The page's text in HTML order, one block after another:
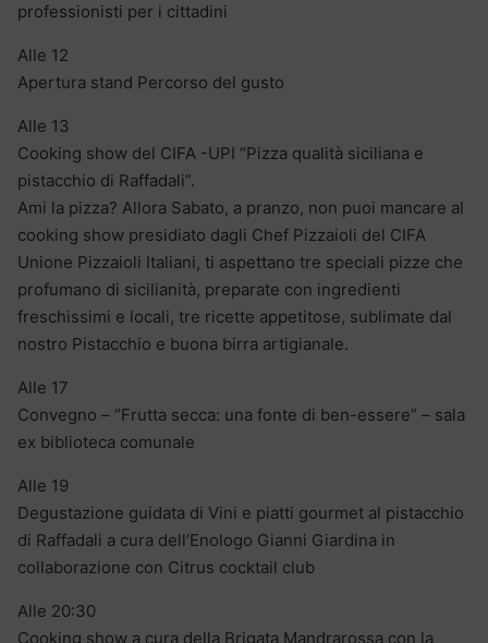
professionisti per i cittadini
Alle 12
Apertura stand Percorso del gusto
Alle 13
Cooking show del CIFA -UPI “Pizza qualità siciliana e
pistacchio di Raffadali”.
Ami la pizza? Allora Sabato, a pranzo, non puoi mancare al
cooking show presidiato dagli Chef Pizzaioli del CIFA
Unione Pizzaioli Italiani, ti aspettano tre speciali pizze che
profumano di sicilianità, preparate con ingredienti
freschissimi e locali, tre ricette appetitose, sublimate dal
nostro Pistacchio e buona birra artigianale.
Alle 17
Convegno – “Frutta secca: una fonte di ben-essere” – sala
ex biblioteca comunale
Alle 19
Degustazione guidata di Vini e piatti gourmet al pistacchio
di Raffadali a cura dell’Enologo Gianni Giardina in
collaborazione con Citrus cocktail club
Alle 20:30
Cooking show a cura della Brigata Mandrarossa con la